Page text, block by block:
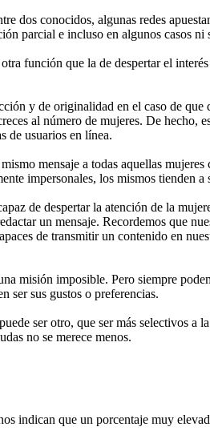
dos conocidos, algunas redes
parcial e incluso en algunos casos ni
función que la de despertar el
y de originalidad en el caso de
al número de mujeres. De hecho,
de usuarios en línea.
mensaje a todas aquellas
impersonales, los mismos tienden
de despertar la atención de la
un mensaje. Recordemos que
de transmitir un contenido en
misión imposible. Pero siempre
ser sus gustos o preferencias.
ser otro, que ser más selectivos a
no se merece menos.
indican que un porcentaje muy